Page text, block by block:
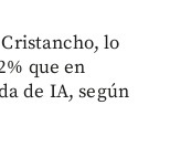
lo
que en
de IA, según